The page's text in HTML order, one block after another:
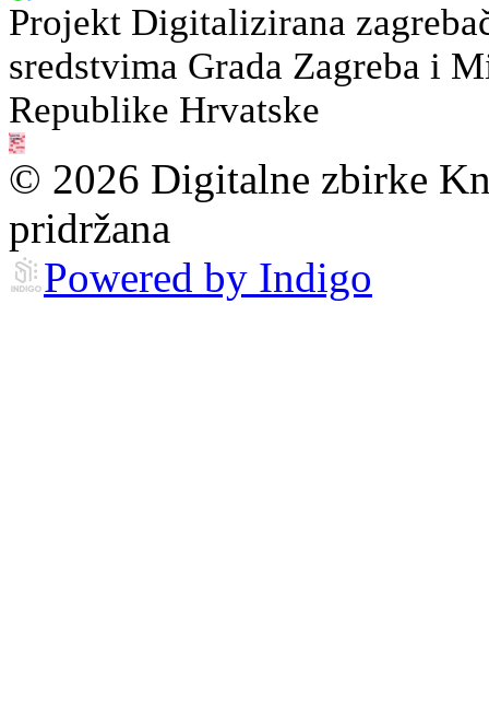
Projekt Digitalizirana
sredstvima Grada Zagreba i
Republike Hrvatske
© 2026 Digitalne zbirke
pridržana
Powered by Indigo